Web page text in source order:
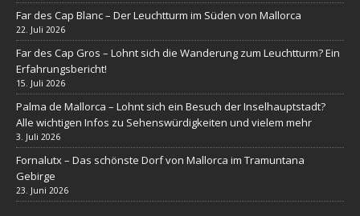
Far des Cap Blanc – Der Leuchtturm im Süden von Mallorca
22. Juli 2026
Far des Cap Gros – Lohnt sich die Wanderung zum Leuchtturm? Ein
Erfahrungsbericht!
15. Juli 2026
Palma de Mallorca – Lohnt sich ein Besuch der Inselhauptstadt?
Alle wichtigen Infos zu Sehenswürdigkeiten und vielem mehr
3. Juli 2026
Fornalutx – Das schönste Dorf von Mallorca im Tramuntana
Gebirge
23. Juni 2026